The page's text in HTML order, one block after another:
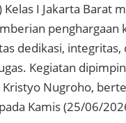
I Jakarta Barat
penghargaan
dedikasi, integritas,
Kegiatan
Kristyo Nugroho,
Kamis (25/06/